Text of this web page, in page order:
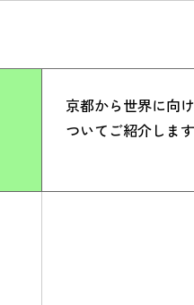
Simulation
京都から世界に向
ついてご紹介します